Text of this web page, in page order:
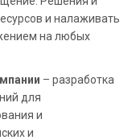
и налаживать
на любых
– разработка
для
и
и